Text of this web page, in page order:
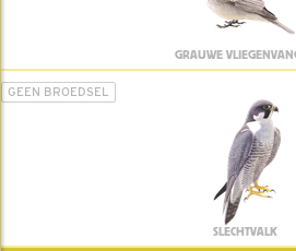
GRAUWE
GEEN BROEDSEL
SLECHTVALK